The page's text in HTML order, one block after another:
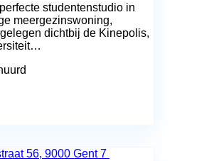
studentenstudio in
meergezinswoning,
dichtbij de Kinepolis,
56, 9000 Gent7